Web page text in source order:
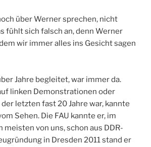
über Werner sprechen, nicht
fühlt sich falsch an, denn Werner
wir immer alles ins Gesicht sagen
Jahre begleitet, war immer da.
linken Demonstrationen oder
letzten fast 20 Jahre war, kannte
Sehen. Die FAU kannte er, im
meisten von uns, schon aus DDR-
in Dresden 2011 stand er